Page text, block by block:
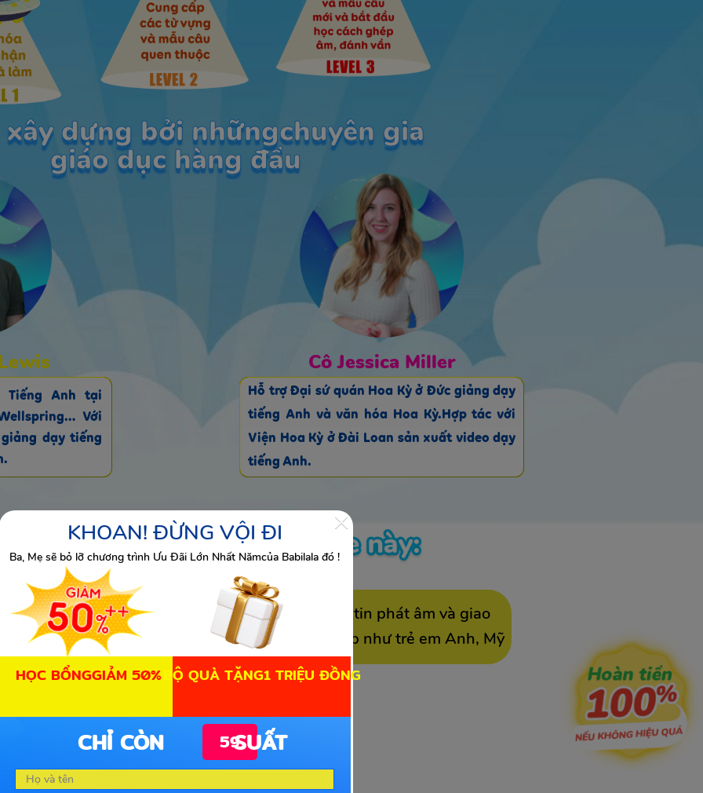
dựng bởi nhữngchuyên gia
giáo dục hàng đầu
Cô Jessica Miller
Tiếng Anh tại
Với
dạy tiếng
Hỗ trợ Đại sứ quán Hoa Kỳ ở Đức giảng dạy
tiếng Anh và văn hóa Hoa Kỳ.Hợp tác với
Viện Hoa Kỳ ở Đài Loan sản xuất video dạy
tiếng Anh.
và tự giác
Tự tin phát âm và giao
tiếp như trẻ em Anh, Mỹ
KHOAN! ĐỪNG VỘI ĐI
Ba, Mẹ sẽ bỏ lỡ chương trình Ưu Đãi Lớn Nhất Nămcủa Babilala đó !
HỌC BỔNGGIẢM 50%
59
BỘ QUÀ TẶNG1 TRIỆU ĐỒNG
CHỈ CÒN SUẤT